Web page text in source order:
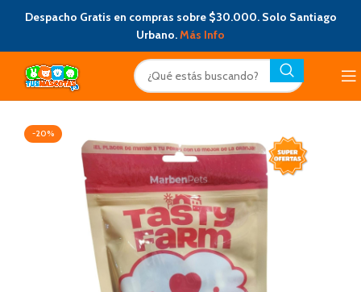
Despacho Gratis en compras sobre $30.000. Solo Santiago
Urbano.Más Info
-20%